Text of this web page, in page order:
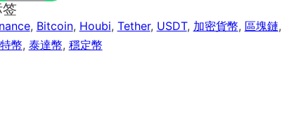
, Bitcoin, Houbi, Tether, USDT, 加密貨幣, 區塊鏈,
幣, 泰達幣, 穩定幣